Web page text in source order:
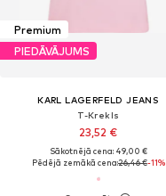
Premium
PIEDĀVĀJUMS
KARL LAGERFELD JEANS
T-Krekls
23,52 €
Sākotnējā cena: 49,00 €
Pēdējā zemākā cena:26,46 €-11%